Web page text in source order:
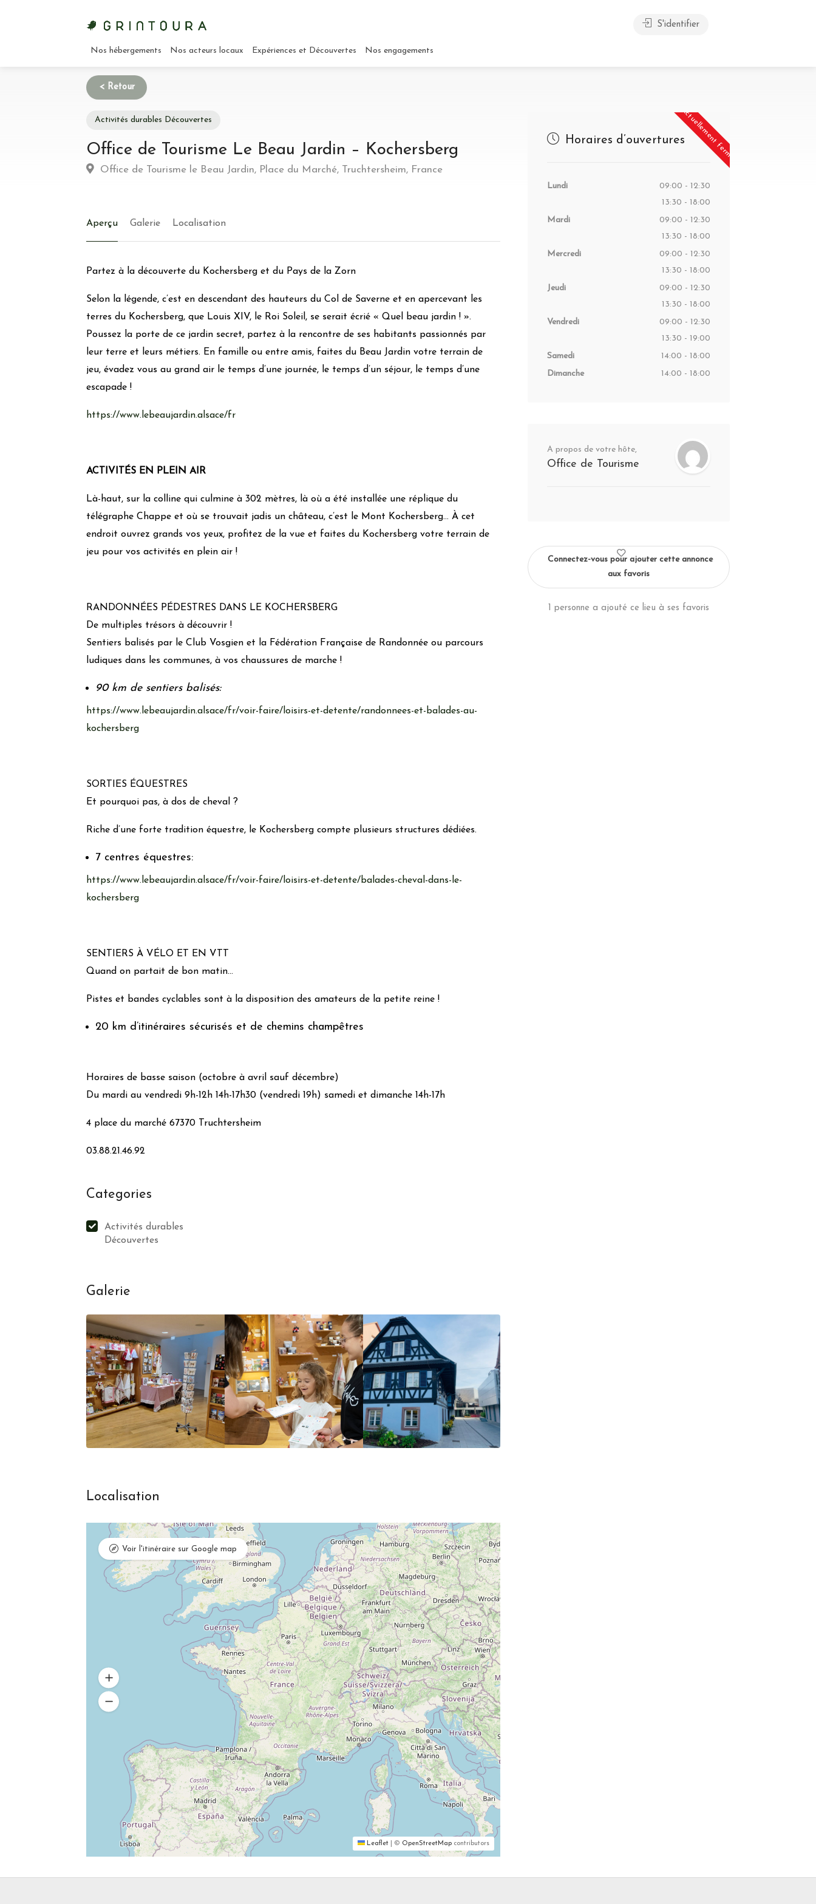
Nos hébergements Nos acteurs locaux Expériences et Découvertes Nos engagements
S'identifier
Activités durables Découvertes
Office de Tourisme Le Beau Jardin – Kochersberg
Office de Tourisme le Beau Jardin, Place du Marché, Truchtersheim, France
Aperçu Galerie Localisation
Partez à la découverte du Kochersberg et du Pays de la Zorn
Selon la légende, c’est en descendant des hauteurs du Col de Saverne et en apercevant les
terres du Kochersberg, que Louis XIV, le Roi Soleil, se serait écrié « Quel beau jardin ! ».
Poussez la porte de ce jardin secret, partez à la rencontre de ses habitants passionnés par
leur terre et leurs métiers. En famille ou entre amis, faites du Beau Jardin votre terrain de
jeu, évadez vous au grand air le temps d’une journée, le temps d’un séjour, le temps d’une
escapade !
https://www.lebeaujardin.alsace/fr
ACTIVITÉS EN PLEIN AIR
Là-haut, sur la colline qui culmine à 302 mètres, là où a été installée une réplique du
télégraphe Chappe et où se trouvait jadis un château, c’est le Mont Kochersberg… À cet
endroit ouvrez grands vos yeux, profitez de la vue et faites du Kochersberg votre terrain de
jeu pour vos activités en plein air !
RANDONNÉES PÉDESTRES DANS LE KOCHERSBERG
De multiples trésors à découvrir !
Sentiers balisés par le Club Vosgien et la Fédération Française de Randonnée ou parcours
ludiques dans les communes, à vos chaussures de marche !
90 km de sentiers balisés:
https://www.lebeaujardin.alsace/fr/voir-faire/loisirs-et-detente/randonnees-et-balades-au-
kochersberg
SORTIES ÉQUESTRES
Et pourquoi pas, à dos de cheval ?
Riche d’une forte tradition équestre, le Kochersberg compte plusieurs structures dédiées.
7 centres équestres:
https://www.lebeaujardin.alsace/fr/voir-faire/loisirs-et-detente/balades-cheval-dans-le-
kochersberg
SENTIERS À VÉLO ET EN VTT
Quand on partait de bon matin…
Pistes et bandes cyclables sont à la disposition des amateurs de la petite reine !
20 km d’itinéraires sécurisés et de chemins champêtres
Horaires de basse saison (octobre à avril sauf décembre)
Du mardi au vendredi 9h-12h 14h-17h30 (vendredi 19h) samedi et dimanche 14h-17h
4 place du marché 67370 Truchtersheim
03.88.21.46.92
Categories
Activités durables
Découvertes
Galerie
Localisation
Leaflet © OpenStreetMapcontributors
Voir l'itinéraire sur Google map
Actuellement fermé
Horaires d’ouvertures
Lundi
09:00 - 12:30
13:30 - 18:00
Mardi
09:00 - 12:30
13:30 - 18:00
Mercredi
09:00 - 12:30
13:30 - 18:00
Jeudi
09:00 - 12:30
13:30 - 18:00
Vendredi
09:00 - 12:30
13:30 - 19:00
Samedi
14:00 - 18:00
Dimanche
14:00 - 18:00
A propos de votre hôte,
Office de Tourisme
Connectez-vous pour ajouter cette annonce
aux favoris
1 personne a ajouté ce lieu à ses favoris